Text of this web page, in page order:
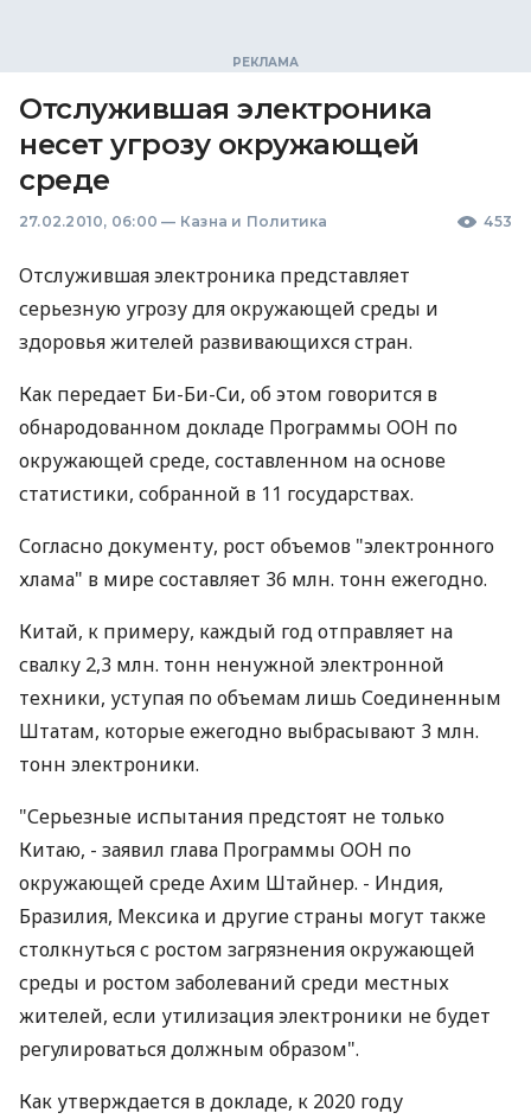
Отслужившая электроника
несет угрозу окружающей
среде
27.02.2010, 06:00 — Казна и Политика 453
Отслужившая электроника представляет
серьезную угрозу для окружающей среды и
здоровья жителей развивающихся стран.
Как передает Би-Би-Си, об этом говорится в
обнародованном докладе Программы ООН по
окружающей среде, составленном на основе
статистики, собранной в 11 государствах.
Согласно документу, рост объемов "электронного
хлама" в мире составляет 36 млн. тонн ежегодно.
Китай, к примеру, каждый год отправляет на
свалку 2,3 млн. тонн ненужной электронной
техники, уступая по объемам лишь Соединенным
Штатам, которые ежегодно выбрасывают 3 млн.
тонн электроники.
"Серьезные испытания предстоят не только
Китаю, - заявил глава Программы ООН по
окружающей среде Ахим Штайнер. - Индия,
Бразилия, Мексика и другие страны могут также
столкнуться с ростом загрязнения окружающей
среды и ростом заболеваний среди местных
жителей, если утилизация электроники не будет
регулироваться должным образом".
Как утверждается в докладе, к 2020 году